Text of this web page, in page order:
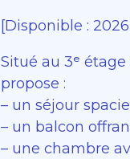
[Disponible :
Situé au 3ᵉ
propose :
– un séjour
– un balcon
– une chambre